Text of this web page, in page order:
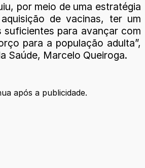
por meio de uma estratégia
de vacinas, ter um
suficientes para avançar com
para a população adulta”,
Saúde, Marcelo Queiroga.
após a publicidade.